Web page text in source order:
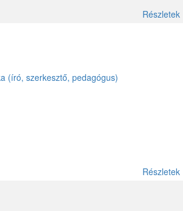
Részletek
(író, szerkesztő, pedagógus)
Részletek